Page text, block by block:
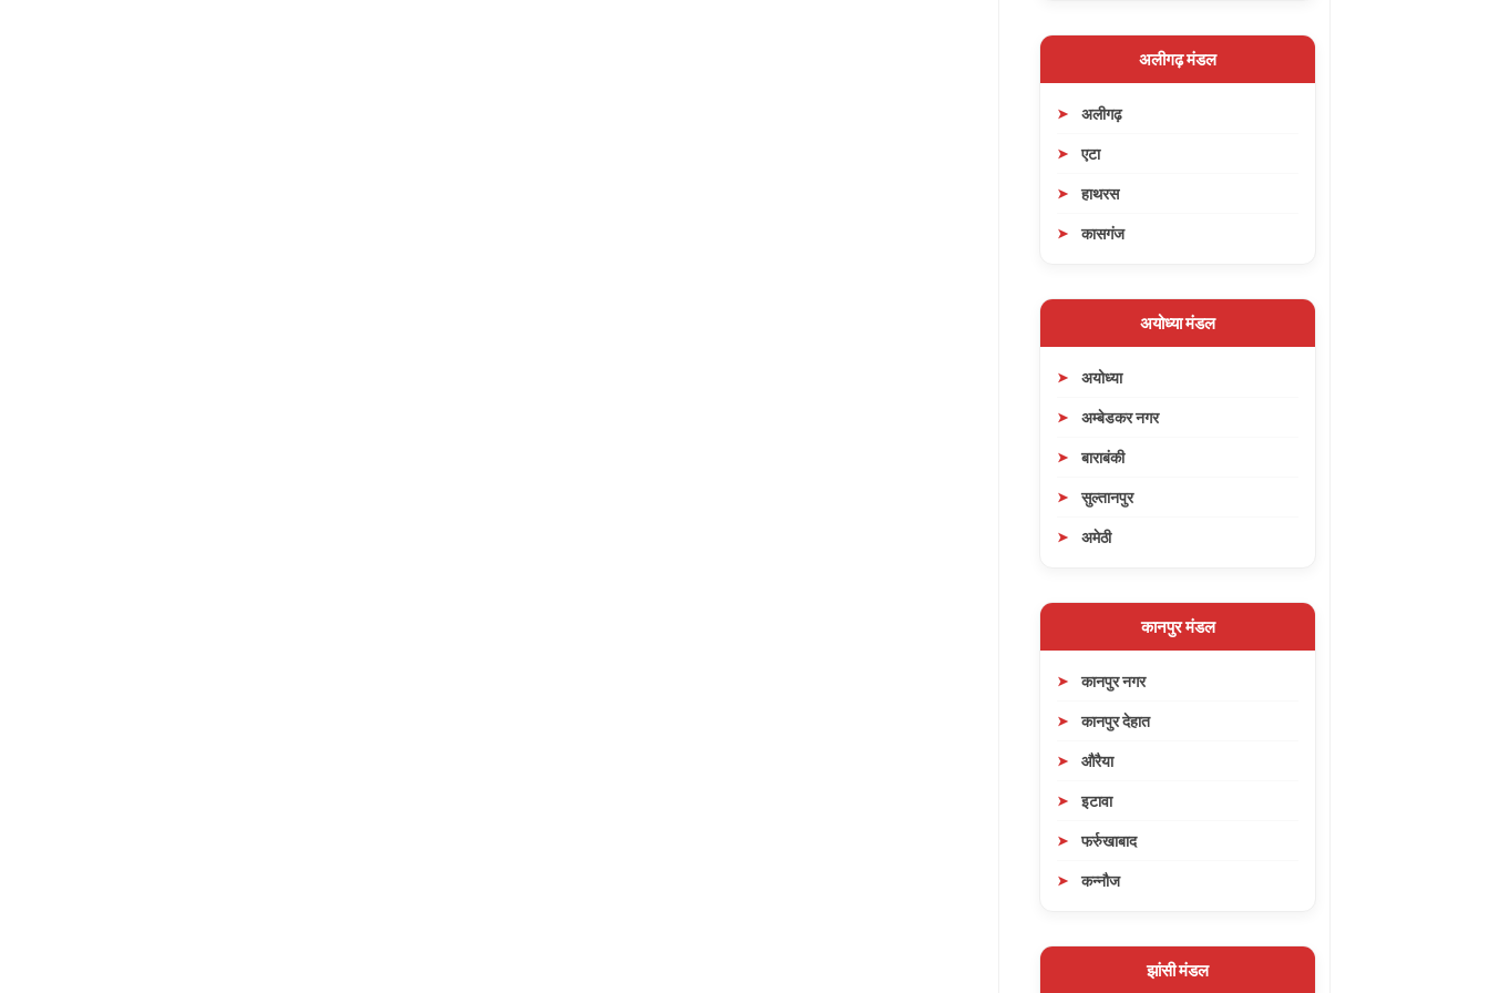
अलीगढ़ मंडल
अलीगढ़
एटा
हाथरस
कासगंज
अयोध्या मंडल
अयोध्या
अम्बेडकर नगर
बाराबंकी
सुल्तानपुर
अमेठी
कानपुर मंडल
कानपुर नगर
कानपुर देहात
औरैया
इटावा
फर्रुखाबाद
कन्नौज
झांसी मंडल